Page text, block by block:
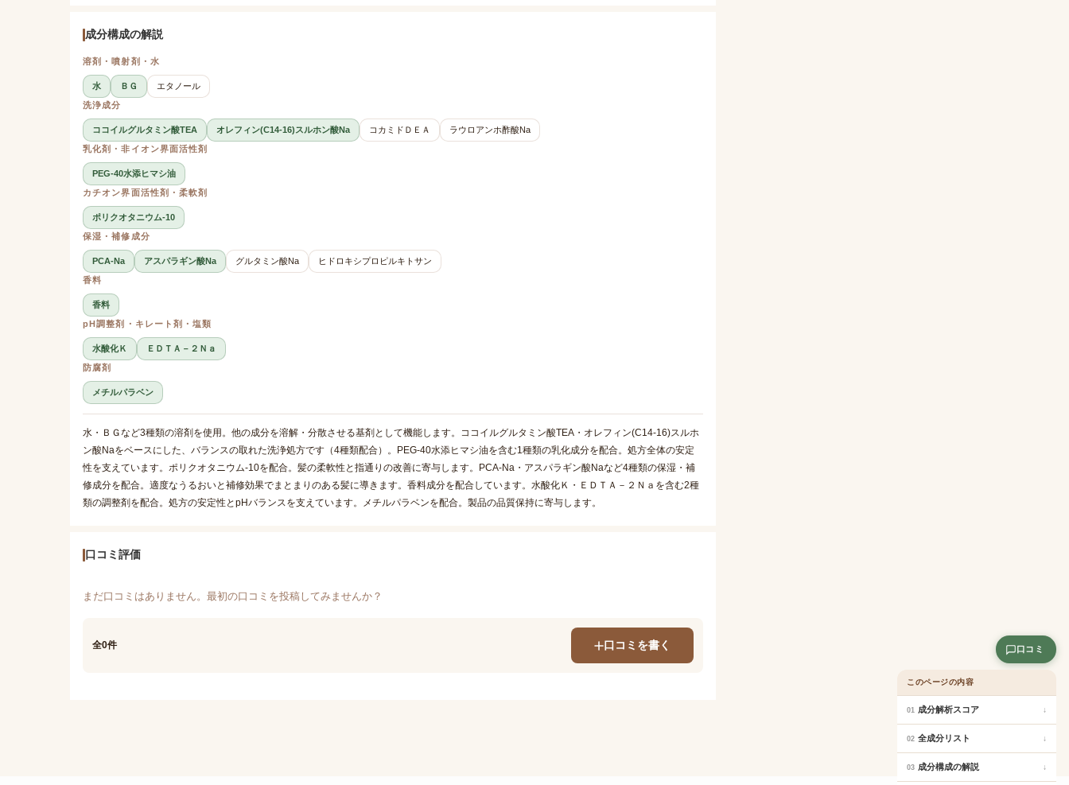
成分構成の解説
溶剤・噴射剤・水
水 ＢＧ
エタノール
洗浄成分
ココイルグルタミン酸TEA オレフィン(C14-16)スルホン酸Na コカミドＤＥＡ
ラウロアンホ酢酸Na
乳化剤・非イオン界面活性剤
PEG-40水添ヒマシ油
カチオン界面活性剤・柔軟剤
ポリクオタニウム-10
保湿・補修成分
PCA-Na アスパラギン酸Na グルタミン酸Na
ヒドロキシプロピルキトサン
香料
香料
pH調整剤・キレート剤・塩類
水酸化Ｋ
ＥＤＴＡ－２Ｎａ
防腐剤
メチルパラベン
水・ＢＧなど3種類の溶剤を使用。他の成分を溶解・分散させる基剤として機能します。ココイルグルタミン酸TEA・オレフィン(C14-16)スルホ
ン酸Naをベースにした、バランスの取れた洗浄処方です（4種類配合）。PEG-40水添ヒマシ油を含む1種類の乳化成分を配合。処方全体の安定
性を支えています。ポリクオタニウム-10を配合。髪の柔軟性と指通りの改善に寄与します。PCA-Na・アスパラギン酸Naなど4種類の保湿・補
修成分を配合。適度なうるおいと補修効果でまとまりのある髪に導きます。香料成分を配合しています。水酸化Ｋ・ＥＤＴＡ－２Ｎａを含む2種
類の調整剤を配合。処方の安定性とpHバランスを支えています。メチルパラベンを配合。製品の品質保持に寄与します。
口コミ評価
まだ口コミはありません。最初の口コミを投稿してみませんか？
全0件 口コミを書く 口コミ
このページの内容
01 成分解析スコア ↓
02 全成分リスト ↓
03 成分構成の解説 ↓